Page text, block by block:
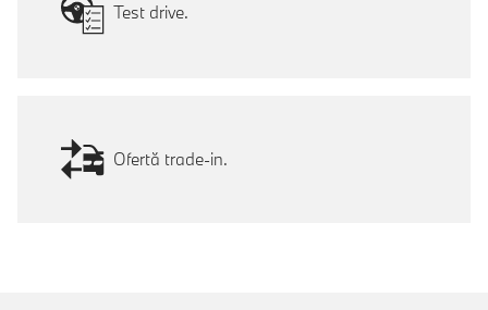
Test drive.
Ofertă trade-in.